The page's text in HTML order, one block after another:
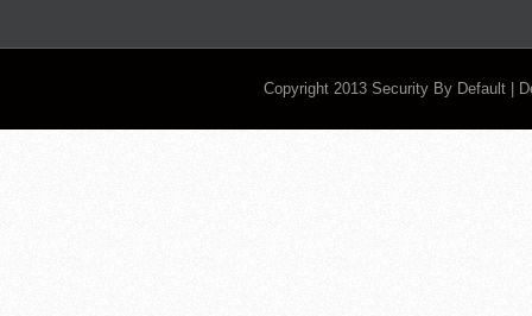
Copyright 2013 Security By Default |